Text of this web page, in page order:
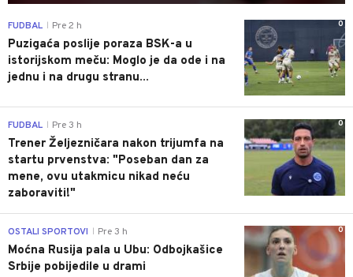
0
FUDBAL Pre 2 h
Puzigaća poslije poraza BSK-a u
istorijskom meču: Moglo je da ode i na
jednu i na drugu stranu...
0
FUDBAL Pre 3 h
Trener Željezničara nakon trijumfa na
startu prvenstva: "Poseban dan za
mene, ovu utakmicu nikad neću
zaboraviti!"
0
OSTALI SPORTOVI Pre 3 h
Moćna Rusija pala u Ubu: Odbojkašice
Srbije pobijedile u drami